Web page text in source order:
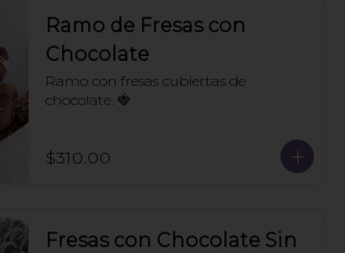
Ramo de Fresas con
Chocolate
Ramo con fresas cubiertas de
chocolate. 🍓
$310.00
Fresas con Chocolate Sin